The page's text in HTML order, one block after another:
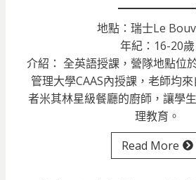
地點：瑞士Le
年紀：16-20歲
介紹： 全英語授課，營隊地點位
管理大學CAAS內授課，老師均
者米其林星級餐廳的廚師，讓學
理教育。
Read More